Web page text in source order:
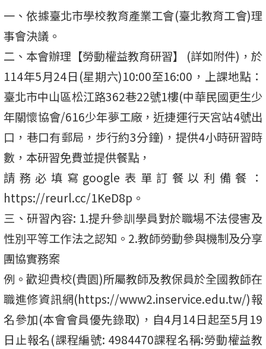
一、依據臺北市學校教育產業工會(臺北教育工會)理
事會決議。
二、本會辦理【勞動權益教育研習】 (詳如附件)，於
114年5月24日(星期六)10:00至16:00，上課地點：
臺北市中山區松江路362巷22號1樓(中華民國更生少
年關懷協會/616少年夢工廠，近捷運行天宮站4號出
口，巷口有郵局，步行約3分鐘)，提供4小時研習時
數，本研習免費並提供餐點，
請務必填寫google表單訂餐以利備餐：
https://reurl.cc/1KeD8p。
三、研習內容: 1.提升參訓學員對於職場不法侵害及
性別平等工作法之認知。2.教師勞動參與機制及分享
團協實務案
例。歡迎貴校(貴園)所屬教師及教保員於全國教師在
職進修資訊網(https://www2.inservice.edu.tw/)報
名參加(本會會員優先錄取)，自4月14日起至5月19
日止報名(課程編號: 4984470課程名稱:勞動權益教